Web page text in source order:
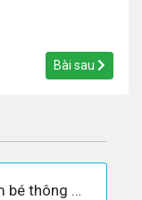
Bài sau
Phát biểu cảm nghĩ về truyện Em bé thông minh